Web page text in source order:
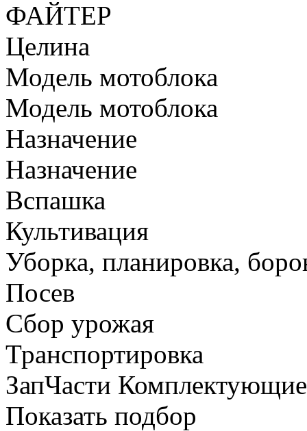
ФАЙТЕР
Целина
Модель мотоблока
Модель мотоблока
Назначение
Назначение
Вспашка
Культивация
Уборка, планировка,
Посев
Сбор урожая
Транспортировка
ЗапЧасти
Показать подбор